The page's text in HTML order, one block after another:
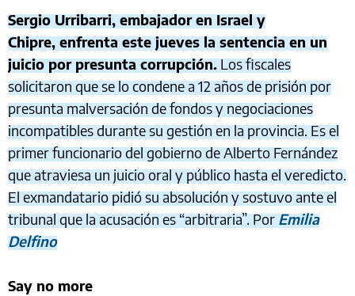
Sergio Urribarri, embajador en Israel y
Chipre, enfrenta este jueves la sentencia en un
juicio por presunta corrupción.Los fiscales
solicitaron que se lo condene a 12 años de prisión por
presunta malversación de fondos y negociaciones
incompatibles durante su gestión en la provincia. Es el
primer funcionario del gobierno de Alberto Fernández
que atraviesa un juicio oral y público hasta el veredicto.
El exmandatario pidió su absolución y sostuvo ante el
tribunal que la acusación es “arbitraria”. PorEmilia
Delfino
Say no more